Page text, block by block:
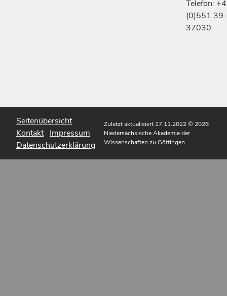
Telefon:
(0)551 39-
37030
Seitenübersicht
Kontakt Impressum
Datenschutzerklärung
Zuletzt aktualisiert 17.11.2022© 2026
Niedersächsische Akademie der
Wissenschaften zu Göttingen